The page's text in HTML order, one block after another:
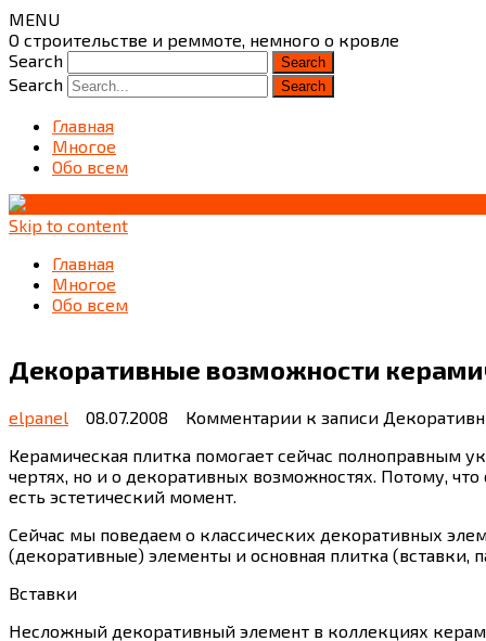
MENU
О строительстве и реммоте, немного о кровле
Search
Search
Главная
Многое
Обо всем
Skip to content
Главная
Многое
Обо всем
Декоративные возможности
elpanel 08.07.2008 Комментарии к записи
Керамическая плитка помогает сейчас полноправным
чертях, но и о декоративных возможностях. Потому,
есть эстетический момент.
Сейчас мы поведаем о классических декоративных
(декоративные) элементы и основная плитка (вставки,
Вставки
Несложный декоративный элемент в коллекциях